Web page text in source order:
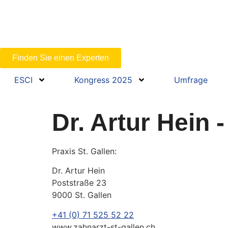
Finden Sie einen Experten
ESCI Kongress 2025 Umfrage
Dr. Artur Hein
Praxis St. Gallen:
Dr. Artur Hein
Poststraße 23
9000 St. Gallen
+41 (0) 71 525 52 22